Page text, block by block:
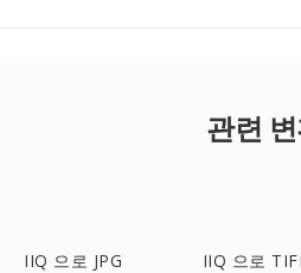
관련
IIQ 으로 JPG IIQ 으로